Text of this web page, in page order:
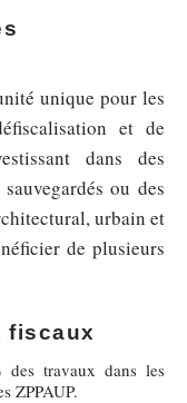
unique pour les
et de
dans des
ou des
urbain et
de plusieurs
fiscaux
des travaux dans les
ZPPAUP.